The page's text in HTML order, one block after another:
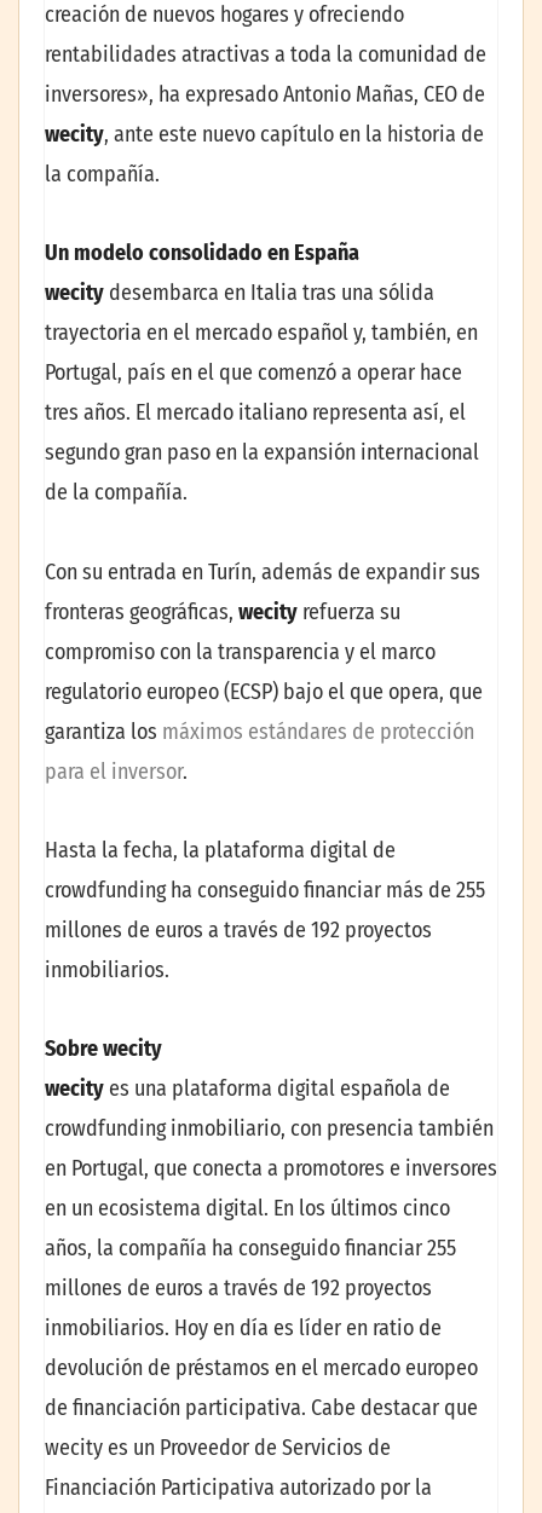
creación de nuevos hogares y ofreciendo
rentabilidades atractivas a toda la comunidad de
inversores», ha expresado Antonio Mañas, CEO de
wecity, ante este nuevo capítulo en la historia de
la compañía.
Un modelo consolidado en España
wecity desembarca en Italia tras una sólida
trayectoria en el mercado español y, también, en
Portugal, país en el que comenzó a operar hace
tres años. El mercado italiano representa así, el
segundo gran paso en la expansión internacional
de la compañía.
Con su entrada en Turín, además de expandir sus
fronteras geográficas, wecity refuerza su
compromiso con la transparencia y el marco
regulatorio europeo (ECSP) bajo el que opera, que
garantiza los máximos estándares de protección
para el inversor.
Hasta la fecha, la plataforma digital de
crowdfunding ha conseguido financiar más de 255
millones de euros a través de 192 proyectos
inmobiliarios.
Sobre wecity
wecity es una plataforma digital española de
crowdfunding inmobiliario, con presencia también
en Portugal, que conecta a promotores e inversores
en un ecosistema digital. En los últimos cinco
años, la compañía ha conseguido financiar 255
millones de euros a través de 192 proyectos
inmobiliarios. Hoy en día es líder en ratio de
devolución de préstamos en el mercado europeo
de financiación participativa. Cabe destacar que
wecity es un Proveedor de Servicios de
Financiación Participativa autorizado por la